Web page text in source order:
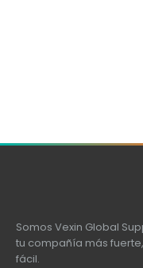
Somos Vexin Global
tu compañía más
fácil.